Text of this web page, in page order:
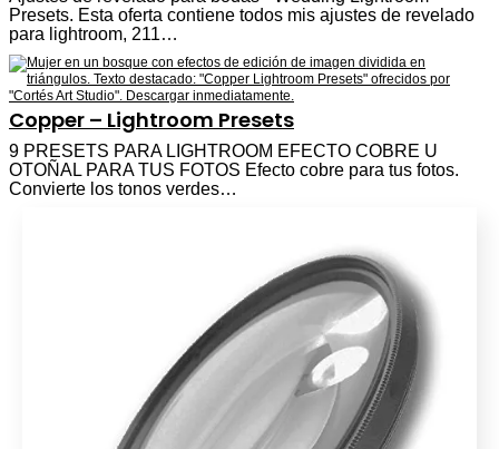
Presets. Esta oferta contiene todos mis ajustes de revelado
para lightroom, 211…
Copper – Lightroom Presets
9 PRESETS PARA LIGHTROOM EFECTO COBRE U
OTOÑAL PARA TUS FOTOS Efecto cobre para tus fotos.
Convierte los tonos verdes…